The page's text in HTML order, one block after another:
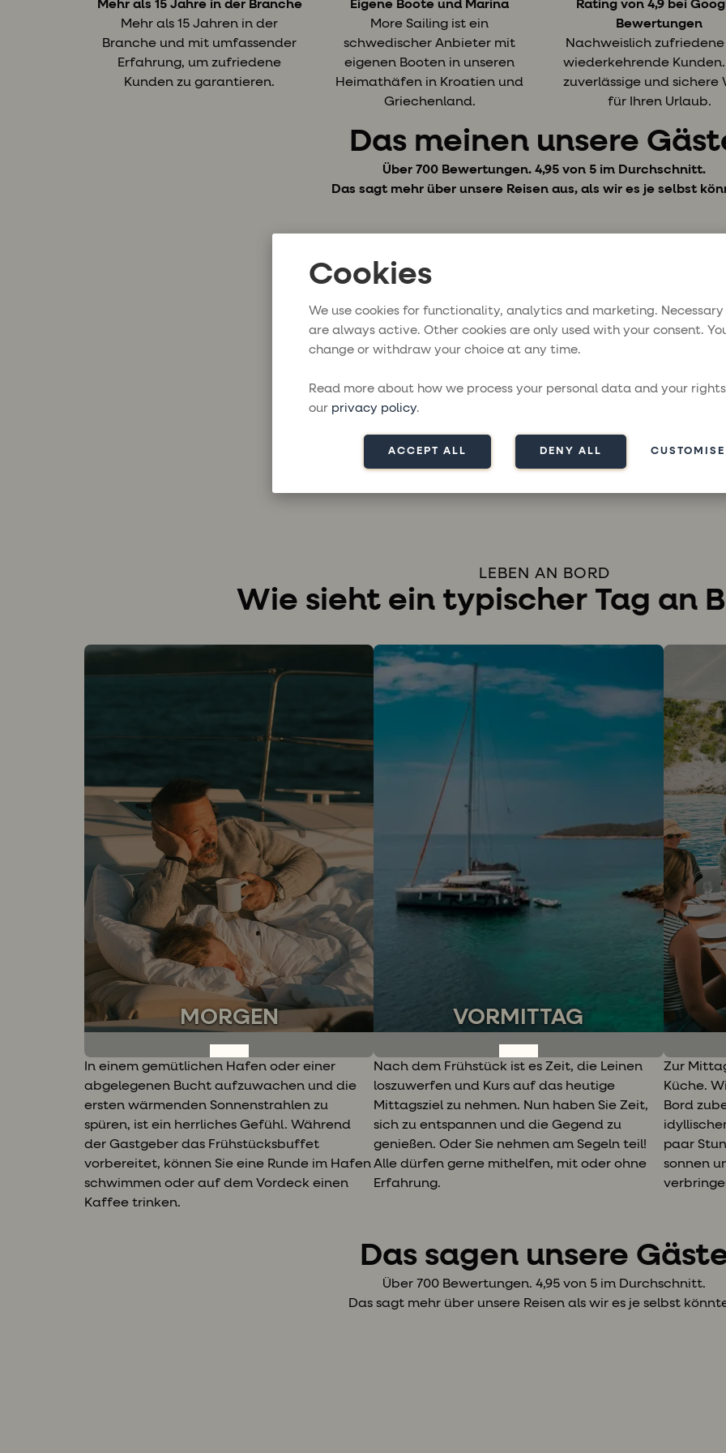
Cookies
We use cookies for functionality, analytics and marketing. Necessary
are always active. Other cookies are only used with your consent.
change or withdraw your choice at any time.
Read more about how we process your personal data and your
our privacy policy.
ACCEPT ALL DENY ALL CUSTOMISE
Mehr als 15 Jahre in der Branche
Mehr als 15 Jahren in der
Branche und mit umfassender
Erfahrung, um zufriedene
Kunden zu garantieren.
Eigene Boote und Marina
More Sailing ist ein
schwedischer Anbieter mit
eigenen Booten in unseren
Heimathäfen in Kroatien und
Griechenland.
Rating von 4,9 bei
Bewertungen
Nachweislich
wiederkehrende Kunden.
zuverlässige und sichere
für Ihren Urlaub.
Das meinen unsere
Über 700 Bewertungen. 4,95 von 5 im Durchschnitt.
Das sagt mehr über unsere Reisen aus, als wir es je selbst
LEBEN AN BORD
Wie sieht ein typischer Tag an
MORGEN
In einem gemütlichen Hafen oder einer
abgelegenen Bucht aufzuwachen und die
ersten wärmenden Sonnenstrahlen zu
spüren, ist ein herrliches Gefühl. Während
der Gastgeber das Frühstücksbuffet
vorbereitet, können Sie eine Runde im Hafen
schwimmen oder auf dem Vordeck einen
Kaffee trinken.
VORMITTAG
Nach dem Frühstück ist es Zeit, die Leinen
loszuwerfen und Kurs auf das heutige
Mittagsziel zu nehmen. Nun haben Sie Zeit,
sich zu entspannen und die Gegend zu
genießen. Oder Sie nehmen am Segeln teil!
Alle dürfen gerne mithelfen, mit oder ohne
Erfahrung.
Zur
Küche.
Bord
paar
sonnen
Das sagen unsere
Über 700 Bewertungen. 4,95 von 5 im Durchschnitt.
Das sagt mehr über unsere Reisen als wir es je selbst